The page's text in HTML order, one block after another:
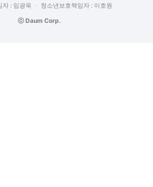
자 : 임광욱
청소년보호책임자 : 이호원
ⓒ Daum Corp.